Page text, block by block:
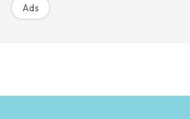
Ads